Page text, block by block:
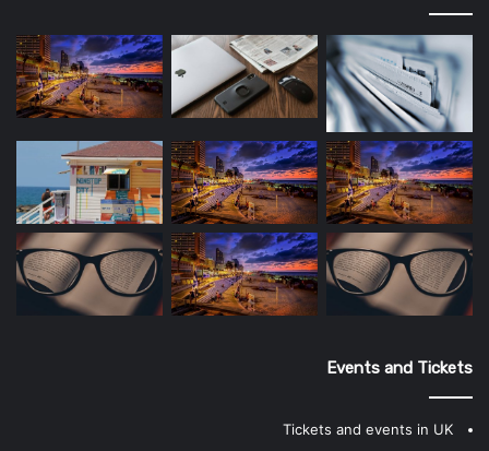
Events and Tickets
Tickets and events in UK